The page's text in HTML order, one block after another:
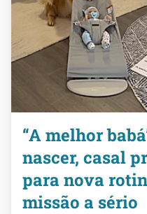
“A melhor
nascer, casal
para nova
missão a sério